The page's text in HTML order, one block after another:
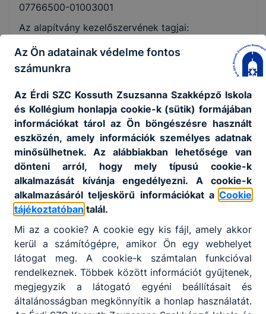
07766500-01003001
Az alapítvány kezelőszervének tagjai:
Ambrus Imre Zoltán (kuratórium elnöke)
Kosztolányi Gyula
Pálinkás János
Meitert Gáborné
Az alapítvány célja:
az iskola oktatási, nevelési, kulturális és
közművelődési tevékenységének támogatása.
kapcsolattartás, közös rendezvények és
csereprogramok támogatása a határon túli
magyar iskolákkal
környezettudatos magatartás és egészséges
életmódot népszerűsítő programok,
rendezvények szervezése, ismeretterjesztő
tevékenység folytatása
az alapítvány publikációs lehetőségének
megteremtése
Az Ön adatainak védelme fontos
számunkra
Az Érdi SZC Kossuth Zsuzsanna Szakképző Iskola
és Kollégium honlapja cookie-k (sütik) formájában
információkat tárol az Ön böngészésre használt
eszközén, amely információk személyes adatnak
minősülhetnek. Az alábbiakban lehetősége van
dönteni arról, hogy mely típusú cookie-k
alkalmazását kívánja engedélyezni. A cookie-k
alkalmazásáról teljeskörű információkat a Cookie
tájékoztatóban talál.
Mi az a cookie? A cookie egy kis fájl, amely akkor
kerül a számítógépre, amikor Ön egy webhelyet
látogat meg. A cookie-k számtalan funkcióval
rendelkeznek. Többek között információt gyűjtenek,
megjegyzik a látogató egyéni beállításait és
általánosságban megkönnyítik a honlap használatát.